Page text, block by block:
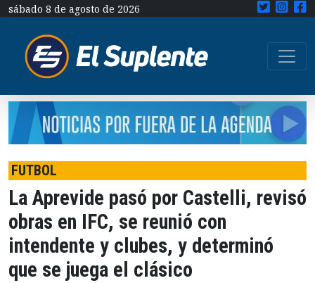
sábado 8 de agosto de 2026
FUTBOL
La Aprevide pasó por Castelli, revisó
obras en IFC, se reunió con
intendente y clubes, y determinó
que se juega el clásico